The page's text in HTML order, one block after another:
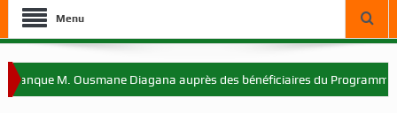
Menu
M. Ousmane Diagana auprès des bénéficiaires du Programme